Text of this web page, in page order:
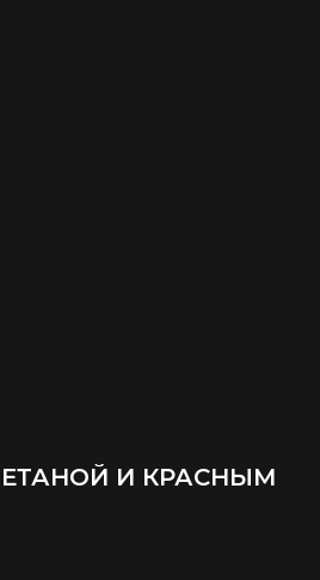
И КРАСНЫМ